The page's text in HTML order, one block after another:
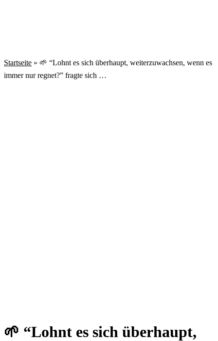
Startseite » 🌱 “Lohnt es sich überhaupt, weiterzuwachsen, wenn es
immer nur regnet?” fragte sich …
🌱 “Lohnt es sich überhaupt,